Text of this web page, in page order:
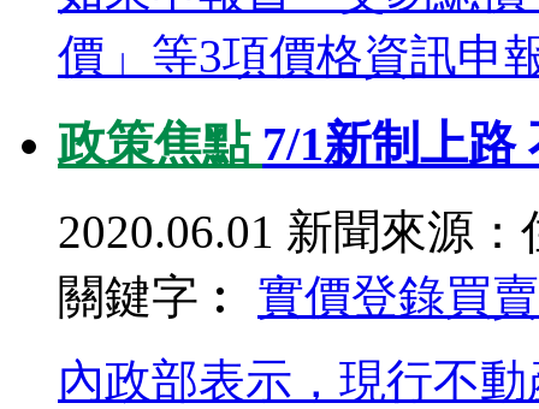
價」等3項價格資訊申
政策焦點 7/1新制上路
2020.06.01 新聞來源：
關鍵字︰ 實價登錄買
內政部表示，現行不